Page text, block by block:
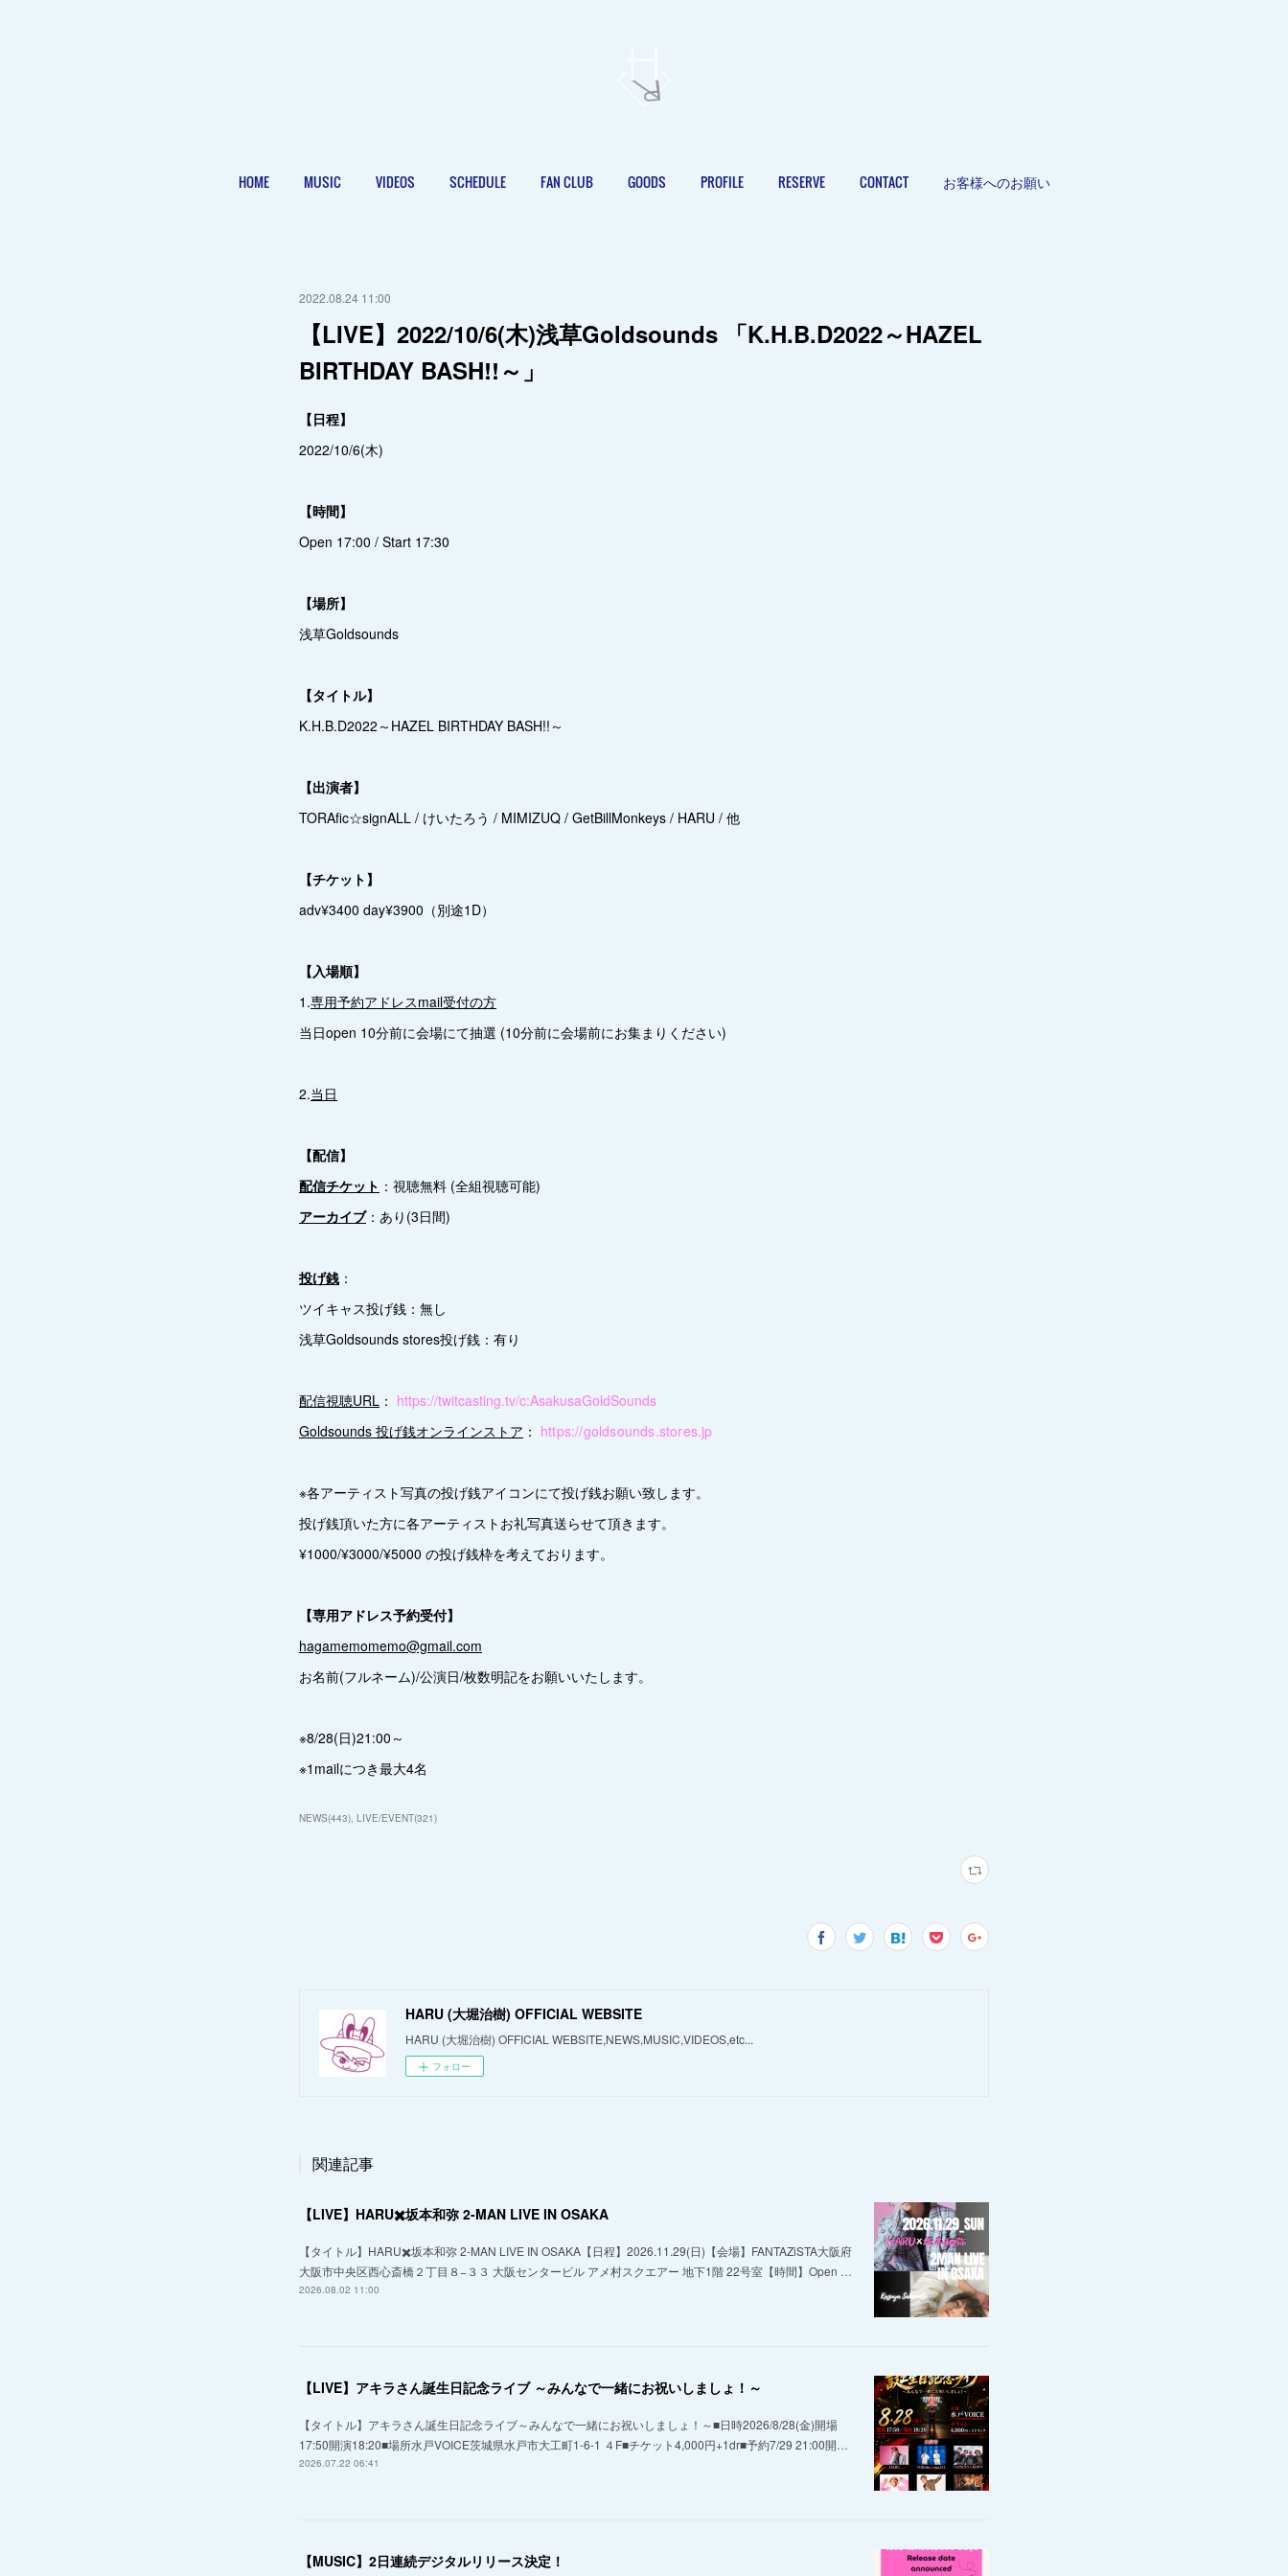
HOME MUSIC VIDEOS SCHEDULE FAN CLUB GOODS PROFILE RESERVE CONTACT お客様へのお願い
2022.08.24 11:00
【LIVE】2022/10/6(木)浅草Goldsounds 「K.H.B.D2022～HAZEL
BIRTHDAY BASH!!～」
【日程】
2022/10/6(木)
【時間】
Open 17:00 / Start 17:30
【場所】
浅草Goldsounds
【タイトル】
K.H.B.D2022～HAZEL BIRTHDAY BASH!!～
【出演者】
TORAfic☆signALL / けいたろう / MIMIZUQ / GetBillMonkeys / HARU / 他
【チケット】
adv¥3400 day¥3900（別途1D）
【入場順】
1.専用予約アドレスmail受付の方
当日open 10分前に会場にて抽選 (10分前に会場前にお集まりください)
2.当日
【配信】
配信チケット ：視聴無料 (全組視聴可能)
アーカイブ：あり(3日間)
投げ銭 ：
ツイキャス投げ銭：無し
浅草Goldsounds stores投げ銭：有り
配信視聴URL ： https://twitcasting.tv/c:AsakusaGoldSounds
Goldsounds 投げ銭オンラインストア ： https://goldsounds.stores.jp
※各アーティスト写真の投げ銭アイコンにて投げ銭お願い致します。
投げ銭頂いた方に各アーティストお礼写真送らせて頂きます。
¥1000/¥3000/¥5000 の投げ銭枠を考えております。
【専用アドレス予約受付】
hagamemomemo@gmail.com
お名前(フルネーム)/公演日/枚数明記をお願いいたします。
※8/28(日)21:00～
※1mailにつき最大4名
NEWS(443) LIVE/EVENT(321)
HARU (大堀治樹) OFFICIAL WEBSITE
HARU (大堀治樹) OFFICIAL WEBSITE,NEWS,MUSIC,VIDEOS,etc...
フォロー
関連記事
【LIVE】HARU✖️坂本和弥 2-MAN LIVE IN OSAKA
【タイトル】HARU✖️坂本和弥 2-MAN LIVE IN OSAKA【日程】2026.11.29(日)【会場】FANTAZiSTA大阪府
大阪市中央区西心斎橋２丁目８−３３ 大阪センタービル アメ村スクエアー 地下1階 22号室【時間】Open …
2026.08.02 11:00
【LIVE】アキラさん誕生日記念ライブ ～みんなで一緒にお祝いしましょ！～
【タイトル】アキラさん誕生日記念ライブ～みんなで一緒にお祝いしましょ！～■日時2026/8/28(金)開場
17:50開演18:20■場所水戸VOICE茨城県水戸市大工町1-6-1 ４F■チケット4,000円+1dr■予約7/29 21:00開…
2026.07.22 06:41
【MUSIC】2日連続デジタルリリース決定！